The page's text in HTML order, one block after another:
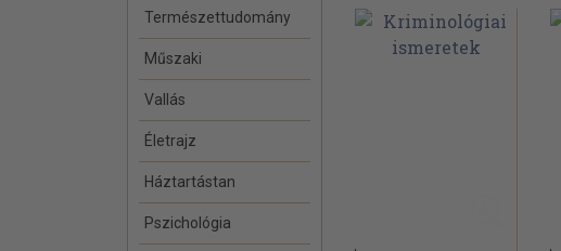
Természettudomány
Műszaki
Vallás
Életrajz
Háztartástan
Pszichológia